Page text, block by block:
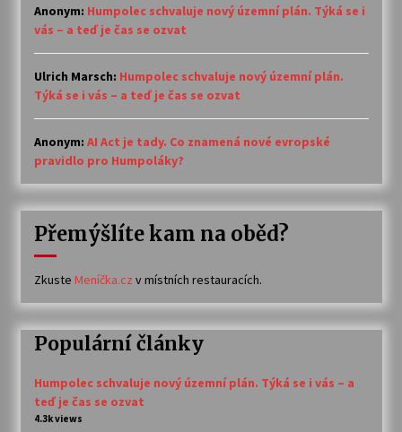
Anonym: Humpolec schvaluje nový územní plán. Týká se i
vás – a teď je čas se ozvat
Ulrich Marsch: Humpolec schvaluje nový územní plán.
Týká se i vás – a teď je čas se ozvat
Anonym: AI Act je tady. Co znamená nové evropské
pravidlo pro Humpoláky?
Přemýšlíte kam na oběd?
Zkuste Meníčka.cz v místních restauracích.
Populární články
Humpolec schvaluje nový územní plán. Týká se i vás – a
teď je čas se ozvat
4.3k views